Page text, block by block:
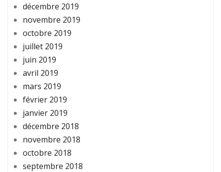
décembre 2019
novembre 2019
octobre 2019
juillet 2019
juin 2019
avril 2019
mars 2019
février 2019
janvier 2019
décembre 2018
novembre 2018
octobre 2018
septembre 2018